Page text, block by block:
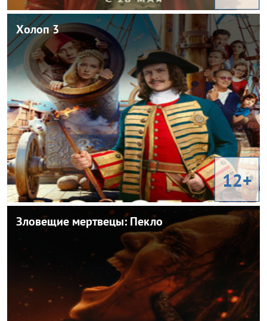
Холоп 3
12+
Холоп 3
Год:
2026
Страна:
Россия
Режиссер:
Клим Шипенко
Жанр:
Комедия, приключения
В ролях:
Милош Бикович, Павел Прилучный, Кристина Асмус, Иван
Охлобыстин, Александр Самойленко
Зловещие мертвецы: ПеклоЗловещие мертвецы: Пекло
Новая Зеландия, США, Канада
Режиссер:
Себастьян Ваничек
Жанр:
Ужасы
В ролях:
Сухейла Якуб, Люсиан Бьюкенен, Хантер Духэн, Эролл Шанд,
Грета ван ден Бринк